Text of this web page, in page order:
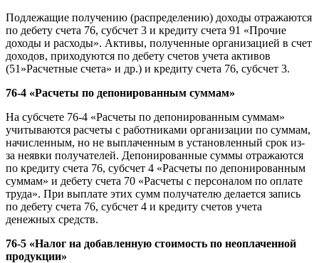
Подлежащие получению (распределению) доходы отражаются
по дебету счета 76, субсчет 3 и кредиту счета 91 «Прочие
доходы и расходы». Активы, полученные организацией в счет
доходов, приходуются по дебету счетов учета активов
(51»Расчетные счета» и др.) и кредиту счета 76, субсчет 3.
76-4 «Расчеты по депонированным суммам»
На субсчете 76-4 «Расчеты по депонированным суммам»
учитываются расчеты с работниками организации по суммам,
начисленным, но не выплаченным в установленный срок из-
за неявки получателей. Депонированные суммы отражаются
по кредиту счета 76, субсчет 4 «Расчеты по депонированным
суммам» и дебету счета 70 «Расчеты с персоналом по оплате
труда». При выплате этих сумм получателю делается запись
по дебету счета 76, субсчет 4 и кредиту счетов учета
денежных средств.
76-5 «Налог на добавленную стоимость по неоплаченной
продукции»